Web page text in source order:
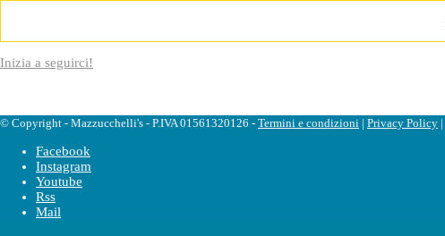
Inizia a seguirci!
© Copyright - Mazzucchelli's - P.IVA 01561320126 - Termini e condizioni | Privacy Policy |
Facebook
Instagram
Youtube
Rss
Mail